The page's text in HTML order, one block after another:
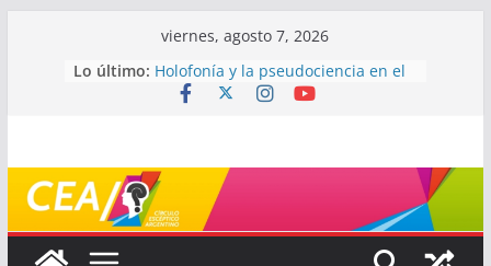
viernes, agosto 7, 2026
Lo último: Holofonía y la pseudociencia en el
audio
Mayéutica (o cómo debatir sin
terminar a los golpes)
Somos menos capaces de lo que